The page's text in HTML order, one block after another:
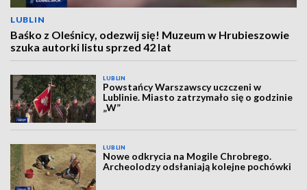
LUBLIN
Baśko z Oleśnicy, odezwij się! Muzeum w Hrubieszowie
szuka autorki listu sprzed 42 lat
LUBLIN
Powstańcy Warszawscy uczczeni w
Lublinie. Miasto zatrzymało się o godzinie
„W”
LUBLIN
Nowe odkrycia na Mogile Chrobrego.
Archeolodzy odsłaniają kolejne pochówki